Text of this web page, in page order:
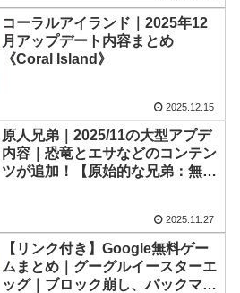
コーラルアイランド｜2025年12
月アップデート内容まとめ
《Coral Island》
2025.12.15
原人兄弟｜2025/11の大型アプデ
内容｜恐竜とエサなどのコンテン
ツが追加！【原始的な兄弟：無限
2025.11.27
【リンク付き】Google無料ゲー
ムまとめ｜グーグルイースターエ
ッグ｜ブロック崩し、パックマ